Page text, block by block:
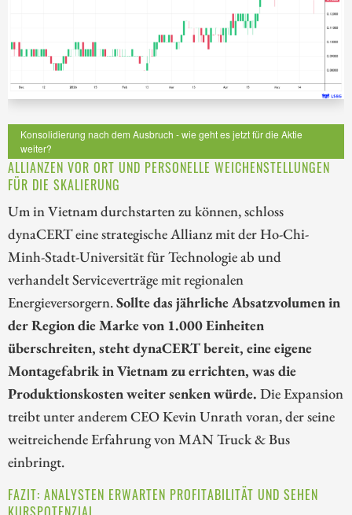
Konsolidierung nach dem Ausbruch - wie geht es jetzt für die Aktie
weiter?
ALLIANZEN VOR ORT UND PERSONELLE WEICHENSTELLUNGEN
FÜR DIE SKALIERUNG
Um in Vietnam durchstarten zu können, schloss
dynaCERT eine strategische Allianz mit der Ho-Chi-
Minh-Stadt-Universität für Technologie ab und
verhandelt Serviceverträge mit regionalen
Energieversorgern.Sollte das jährliche Absatzvolumen in
der Region die Marke von 1.000 Einheiten
überschreiten, steht dynaCERT bereit, eine eigene
Montagefabrik in Vietnam zu errichten, was die
Produktionskosten weiter senken würde. Die Expansion
treibt unter anderem CEO Kevin Unrath voran, der seine
weitreichende Erfahrung von MAN Truck & Bus
einbringt.
FAZIT: ANALYSTEN ERWARTEN PROFITABILITÄT UND SEHEN